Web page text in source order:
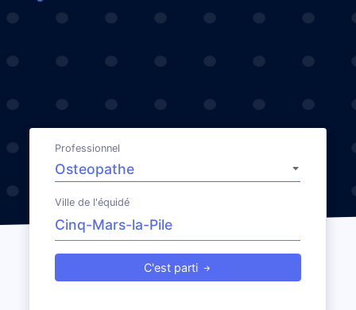
Professionnel
Ville de l'équidé
C'est parti